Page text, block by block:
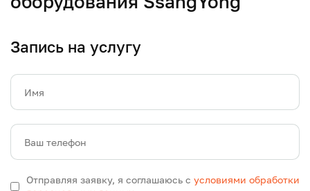
Запись на услугу
Имя
Ваш телефон
Отправляя заявку, я соглашаюсь с условиями обработки